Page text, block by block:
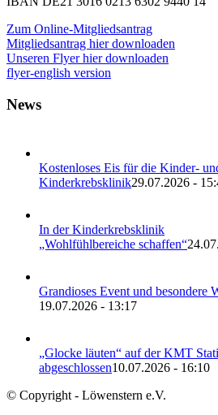
Zum Online-Mitgliedsantrag
Mitgliedsantrag hier downloaden
Unseren Flyer hier downloaden
flyer-english version
News
Kostenloses Eis für die Kinder-
Kinderkrebsklinik29.07.2026 -
In der Kinderkrebsklinik
„Wohlfühlbereiche schaffen“
Grandioses Event und besondere
19.07.2026 - 13:17
„Glocke läuten“ auf der KMT
abgeschlossen10.07.2026 - 16:10
© Copyright - Löwenstern e.V.